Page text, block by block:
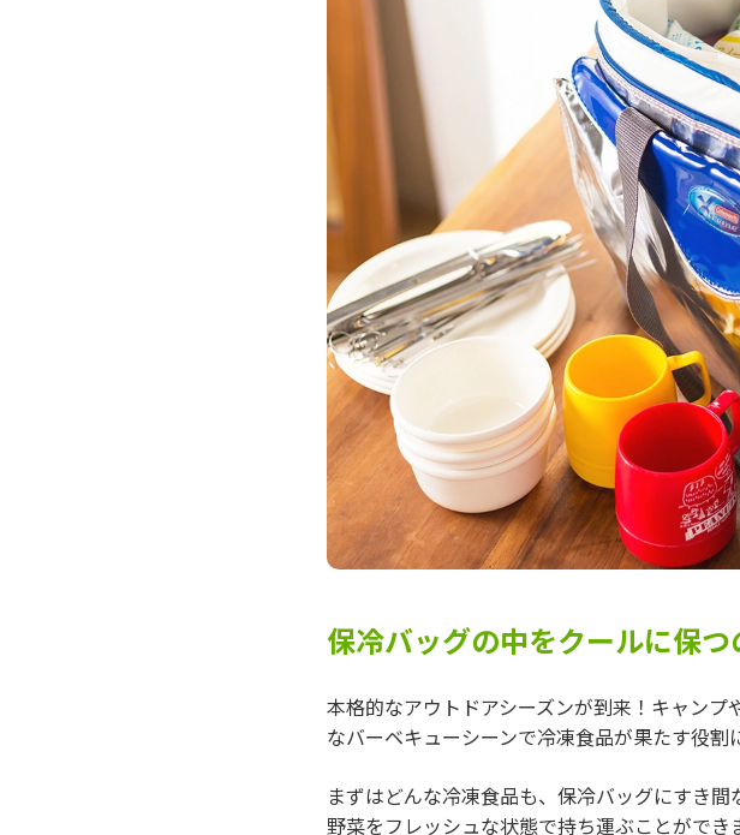
保冷バッグの中をクールに保
本格的なアウトドアシーズンが到来！キャン
なバーベキューシーンで冷凍食品が果たす役割
まずはどんな冷凍食品も、保冷バッグにすき
野菜をフレッシュな状態で持ち運ぶことがで